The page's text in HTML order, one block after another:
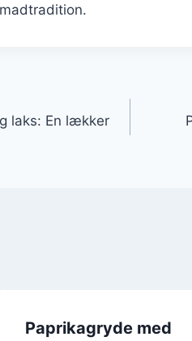
laks: En lækker
Paprikagryde med